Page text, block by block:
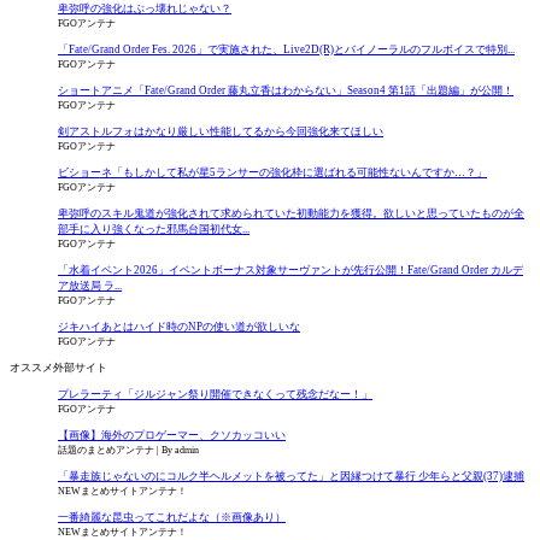
卑弥呼の強化はぶっ壊れじゃない？
FGOアンテナ
「Fate/Grand Order Fes. 2026」で実施された、Live2D(R)とバイノーラルのフルボイスで特別...
FGOアンテナ
ショートアニメ「Fate/Grand Order 藤丸立香はわからない」Season4 第1話「出題編」が公開！
FGOアンテナ
剣アストルフォはかなり厳しい性能してるから今回強化来てほしい
FGOアンテナ
ビショーネ「もしかして私が星5ランサーの強化枠に選ばれる可能性ないんですか…？」
FGOアンテナ
卑弥呼のスキル鬼道が強化されて求められていた初動能力を獲得。欲しいと思っていたものが全
部手に入り強くなった邪馬台国初代女...
FGOアンテナ
「水着イベント2026」イベントボーナス対象サーヴァントが先行公開！Fate/Grand Order カルデ
ア放送局 ラ...
FGOアンテナ
ジキハイあとはハイド時のNPの使い道が欲しいな
FGOアンテナ
オススメ外部サイト
プレラーティ「ジルジャン祭り開催できなくって残念だなー！」
FGOアンテナ
【画像】海外のプロゲーマー、クソカッコいい
話題のまとめアンテナ By admin
「暴走族じゃないのにコルク半ヘルメットを被ってた」と因縁つけて暴行 少年らと父親(37)逮捕
NEWまとめサイトアンテナ！
一番綺麗な昆虫ってこれだよな（※画像あり）
NEWまとめサイトアンテナ！